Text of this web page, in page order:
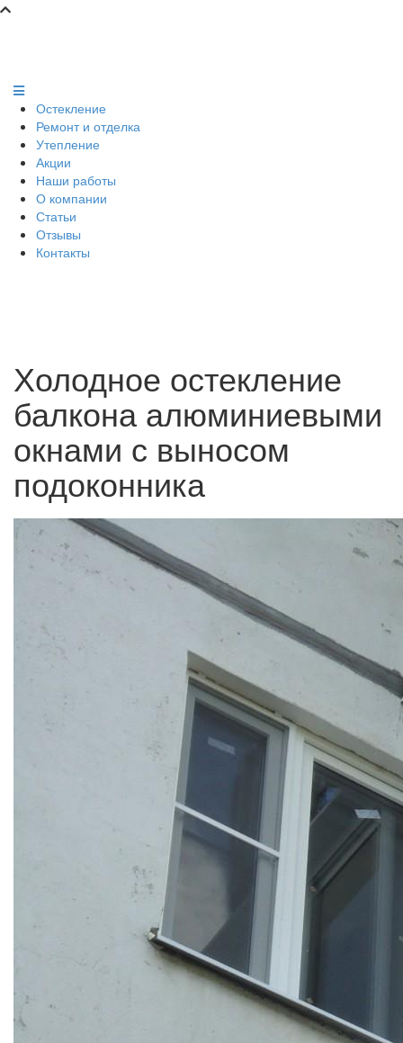
Остекление
Ремонт и отделка
Утепление
Акции
Наши работы
О компании
Статьи
Отзывы
Контакты
Холодное остекление
балкона алюминиевыми
окнами с выносом
подоконника